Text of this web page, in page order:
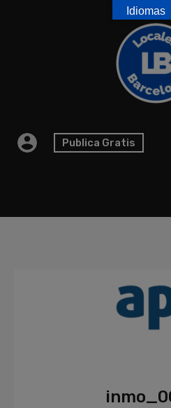
Publica Gratis
Idiomas